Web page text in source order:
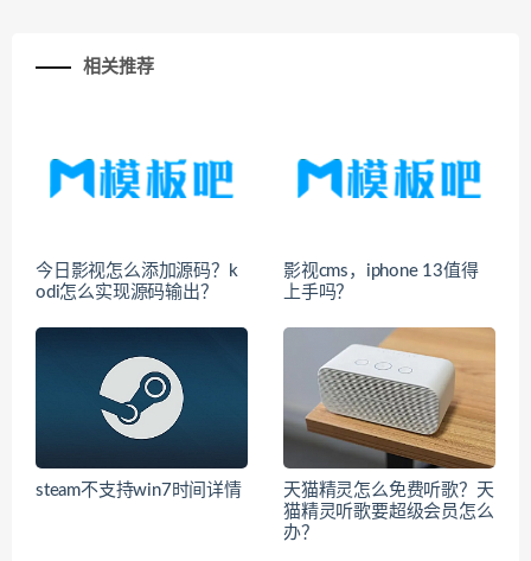
相关推荐
今日影视怎么添加源码？k
odi怎么实现源码输出？
影视cms，iphone 13值得
上手吗？
steam不支持win7时间详情
天猫精灵怎么免费听歌？天
猫精灵听歌要超级会员怎么
办？